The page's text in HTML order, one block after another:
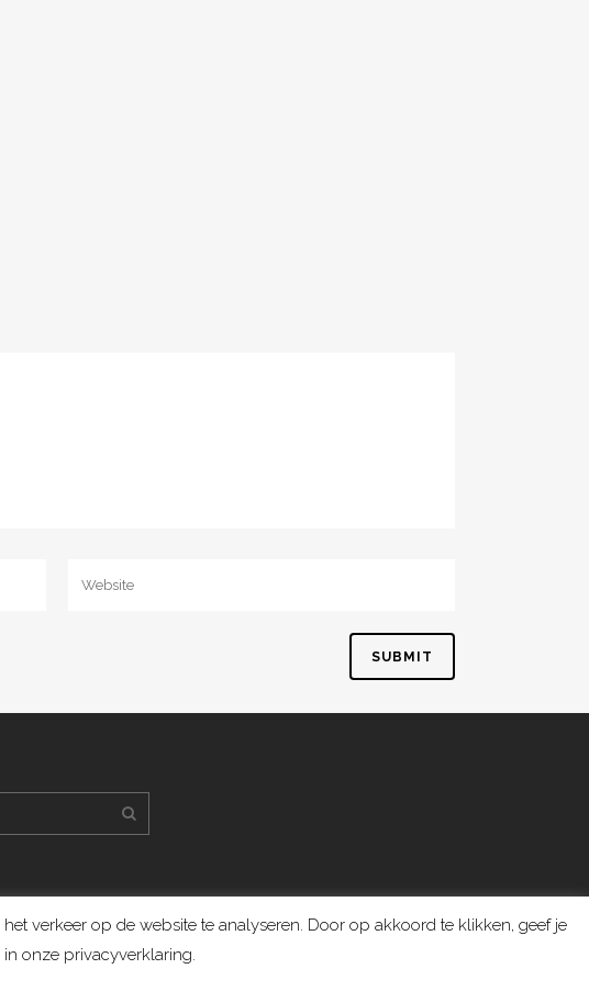
verkeer op de website te analyseren. Door op akkoord te klikken, geef je
onze privacyverklaring.